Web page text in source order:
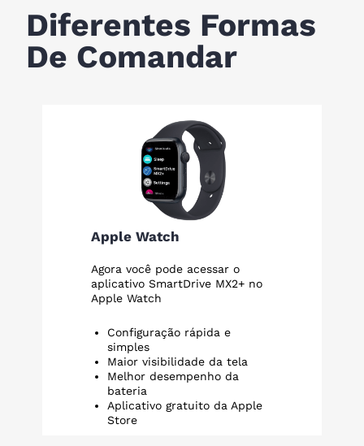
Diferentes Formas
De Comandar
Apple Watch
Agora você pode acessar o
aplicativo SmartDrive MX2+ no
Apple Watch
Configuração rápida e
simples
Maior visibilidade da tela
Melhor desempenho da
bateria
Aplicativo gratuito da Apple
Store